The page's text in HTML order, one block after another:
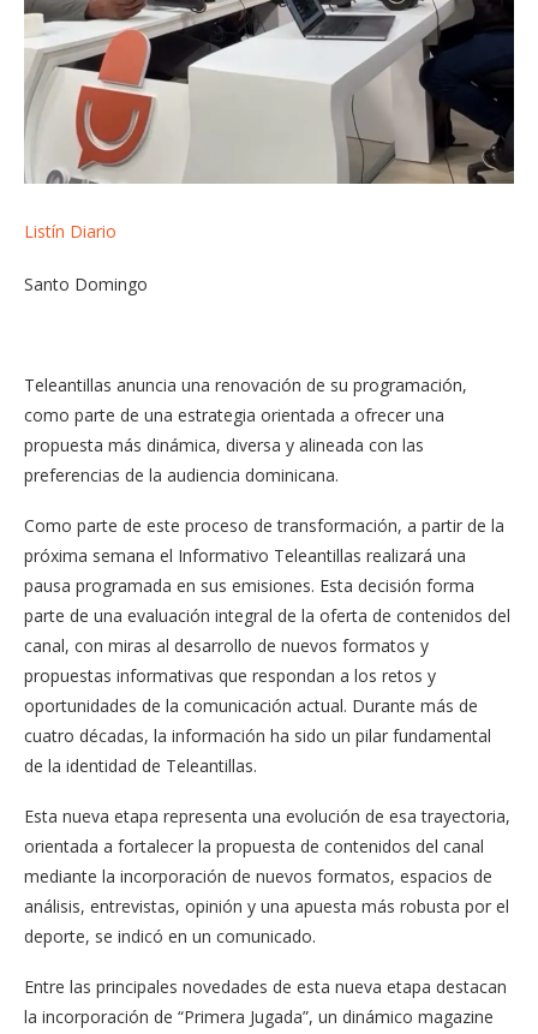
Listín Diario
Santo Domingo
Teleantillas anuncia una renovación de su programación,
como parte de una estrategia orientada a ofrecer una
propuesta más dinámica, diversa y alineada con las
preferencias de la audiencia dominicana.
Como parte de este proceso de transformación, a partir de la
próxima semana el Informativo Teleantillas realizará una
pausa programada en sus emisiones. Esta decisión forma
parte de una evaluación integral de la oferta de contenidos del
canal, con miras al desarrollo de nuevos formatos y
propuestas informativas que respondan a los retos y
oportunidades de la comunicación actual. Durante más de
cuatro décadas, la información ha sido un pilar fundamental
de la identidad de Teleantillas.
Esta nueva etapa representa una evolución de esa trayectoria,
orientada a fortalecer la propuesta de contenidos del canal
mediante la incorporación de nuevos formatos, espacios de
análisis, entrevistas, opinión y una apuesta más robusta por el
deporte, se indicó en un comunicado.
Entre las principales novedades de esta nueva etapa destacan
la incorporación de “Primera Jugada”, un dinámico magazine